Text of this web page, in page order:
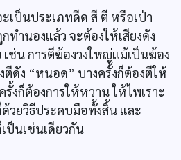
ะเป็นประเภทดีด สี ตี หรือเป่า
ทำนองแล้ว จะต้องให้เสียงดัง
ช่น การตีฆ้องวงใหญ่แม้เป็นฆ้อง
ตีดัง “หนอด” บางครั้งก็ต้องตีให้
งก็ต้องการให้หวาน ให้ไพเราะ
วยวิธีประคบมือทั้งสิ้น และ
ป็นเช่นเดียวกัน